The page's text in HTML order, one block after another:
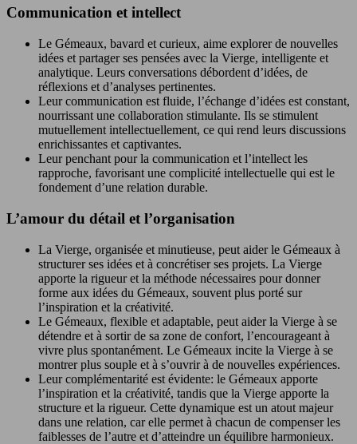
Communication et intellect
Le Gémeaux, bavard et curieux, aime explorer de nouvelles
idées et partager ses pensées avec la Vierge, intelligente et
analytique. Leurs conversations débordent d’idées, de
réflexions et d’analyses pertinentes.
Leur communication est fluide, l’échange d’idées est constant,
nourrissant une collaboration stimulante. Ils se stimulent
mutuellement intellectuellement, ce qui rend leurs discussions
enrichissantes et captivantes.
Leur penchant pour la communication et l’intellect les
rapproche, favorisant une complicité intellectuelle qui est le
fondement d’une relation durable.
L’amour du détail et l’organisation
La Vierge, organisée et minutieuse, peut aider le Gémeaux à
structurer ses idées et à concrétiser ses projets. La Vierge
apporte la rigueur et la méthode nécessaires pour donner
forme aux idées du Gémeaux, souvent plus porté sur
l’inspiration et la créativité.
Le Gémeaux, flexible et adaptable, peut aider la Vierge à se
détendre et à sortir de sa zone de confort, l’encourageant à
vivre plus spontanément. Le Gémeaux incite la Vierge à se
montrer plus souple et à s’ouvrir à de nouvelles expériences.
Leur complémentarité est évidente: le Gémeaux apporte
l’inspiration et la créativité, tandis que la Vierge apporte la
structure et la rigueur. Cette dynamique est un atout majeur
dans une relation, car elle permet à chacun de compenser les
faiblesses de l’autre et d’atteindre un équilibre harmonieux.